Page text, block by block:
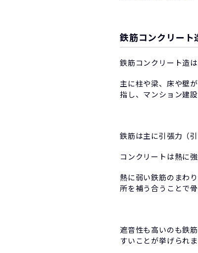
鉄筋コンクリート
鉄筋コンクリート造
主に柱や梁、床や壁
指し、マンション建
鉄筋は主に引張力（
コンクリートは熱に
熱に弱い鉄筋のまわ
所を補う合うことで
遮音性も高いのも鉄
すいことが挙げられま